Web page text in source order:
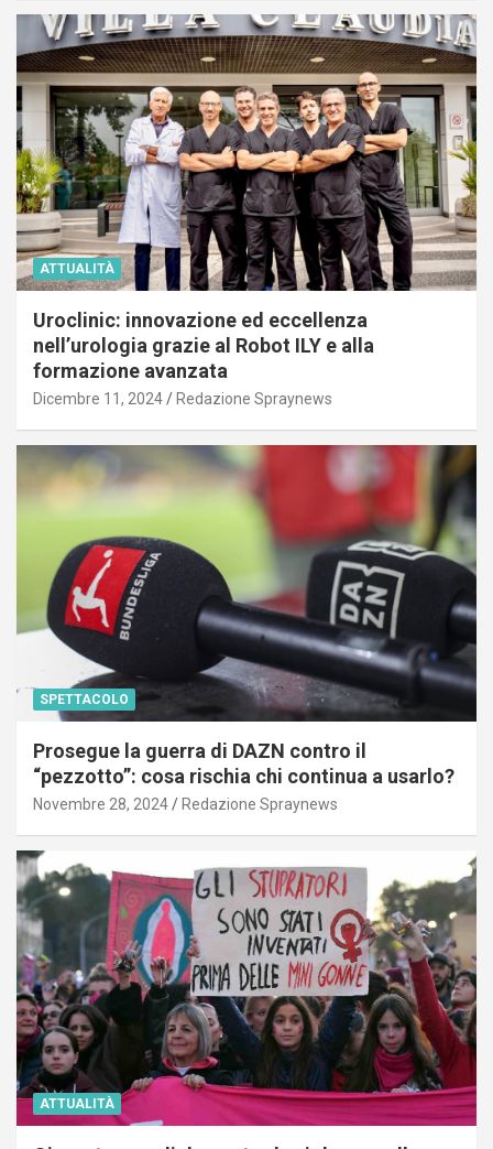
ATTUALITÀ
Uroclinic: innovazione ed eccellenza
nell’urologia grazie al Robot ILY e alla
formazione avanzata
Dicembre 11, 2024 Redazione Spraynews
SPETTACOLO
Prosegue la guerra di DAZN contro il
“pezzotto”: cosa rischia chi continua a usarlo?
Novembre 28, 2024 Redazione Spraynews
ATTUALITÀ